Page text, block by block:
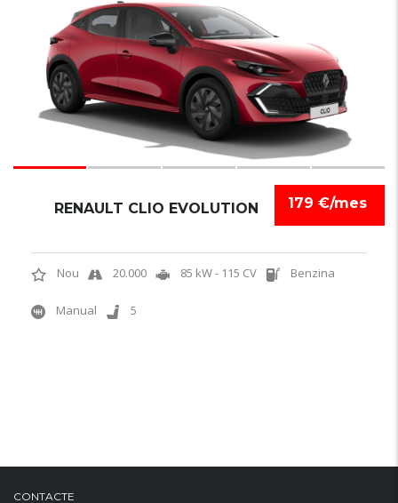
179 €/mes
RENAULT CLIO EVOLUTION
Nou 20.000 85 kW - 115 CV Benzina
Manual 5
CONTACTE